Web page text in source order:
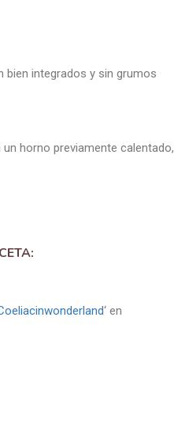
integrados y sin grumos
horno previamente calentado,
‘ en